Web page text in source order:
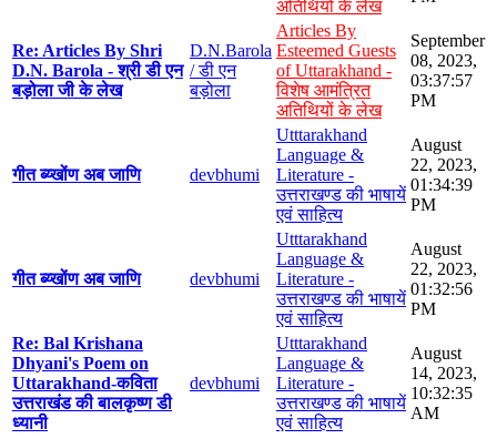
अतिथियों के लेख
Re: Articles By Shri
D.N. Barola - श्री डी एन
बड़ोला जी के लेख
D.N.Barola
/ डी एन
बड़ोला
Articles By
Esteemed Guests
of Uttarakhand -
विशेष आमंत्रित
अतिथियों के लेख
September
08, 2023,
03:37:57
PM
गीत ब्य्खोंण अब जाणि devbhumi
Utttarakhand
Language &
Literature -
उत्तराखण्ड की भाषायें
एवं साहित्य
August
22, 2023,
01:34:39
PM
गीत ब्य्खोंण अब जाणि devbhumi
Utttarakhand
Language &
Literature -
उत्तराखण्ड की भाषायें
एवं साहित्य
August
22, 2023,
01:32:56
PM
Re: Bal Krishana
Dhyani's Poem on
Uttarakhand-कविता
उत्तराखंड की बालकृष्ण डी
ध्यानी
devbhumi
Utttarakhand
Language &
Literature -
उत्तराखण्ड की भाषायें
एवं साहित्य
August
14, 2023,
10:32:35
AM